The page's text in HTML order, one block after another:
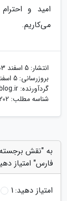
امید و
می‌کاریم.
انتشار: 5 اسفند 1403
بروزرسانی: 5 اسفند 1403
گردآورنده:
شناسه مطلب: 143202
به "نقش برجسته
فارس" امتیاز
امتیاز دهید:1